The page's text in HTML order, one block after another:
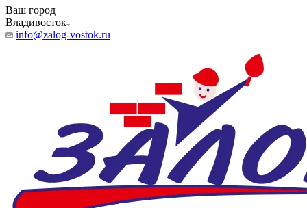
Ваш город
Владивосток
info@zalog-vostok.ru